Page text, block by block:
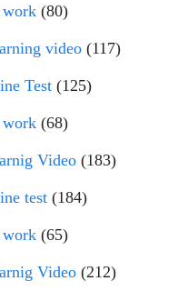
work (80)
video (117)
Test (125)
work (68)
Video (183)
test (184)
work (65)
Video (212)